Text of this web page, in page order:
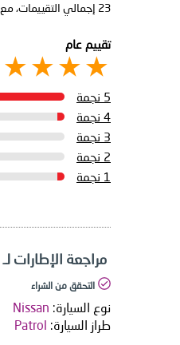
23 إجمالي التقييمات، مع
تقييم عام
5 نجمة
4 نجمة
3 نجمة
2 نجمة
1 نجمة
مراجعة الإطارات لـ Michelin Primacy SUV+ 265/70 R18 H
التحقق من الشراء
نوع السيارة: Nissan
طراز السيارة: Patrol